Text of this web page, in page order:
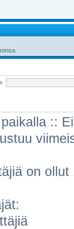
::
on ollut